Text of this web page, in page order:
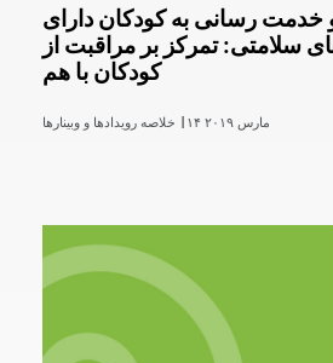
خدمت رسانی به کودکان دارای
سلامتی: تمرکز بر مراقبت از
کودکان با هم
۱۴ مارس ۲۰۱۹